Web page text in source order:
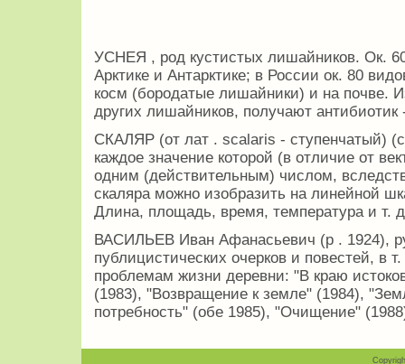
УСНЕЯ , род кустистых лишайников. Ок.
Арктике и Антарктике; в России ок. 80
косм (бородатые лишайники) и на почве.
других лишайников, получают антибиотик
СКАЛЯР (от лат . scalaris - ступенчатый)
каждое значение которой (в отличие от
одним (действительным) числом,
скаляра можно изобразить на линейной
Длина, площадь, время, температура и т.
ВАСИЛЬЕВ Иван Афанасьевич (р . 1924),
публицистических очерков и повестей, в
проблемам жизни деревни: "В краю
(1983), "Возвращение к земле" (1984),
потребность" (обе 1985), "Очищение"